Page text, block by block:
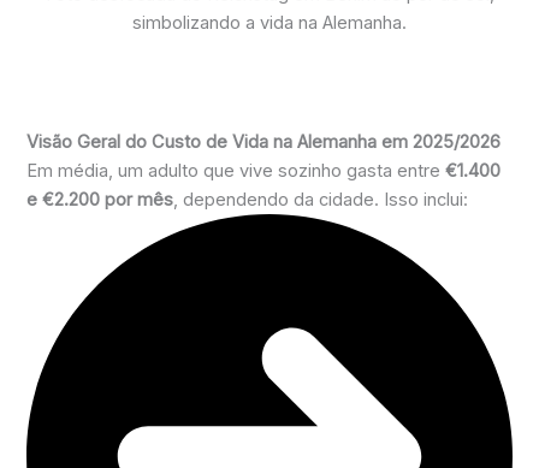
simbolizando a vida na Alemanha.
Visão Geral do Custo de Vida na Alemanha em 2025/2026
Em média, um adulto que vive sozinho gasta entre€1.400
e €2.200 por mês, dependendo da cidade. Isso inclui: